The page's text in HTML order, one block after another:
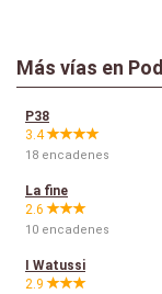
Más vías en
P38
3.4
18 encadenes
La fine
2.6
10 encadenes
I Watussi
2.9